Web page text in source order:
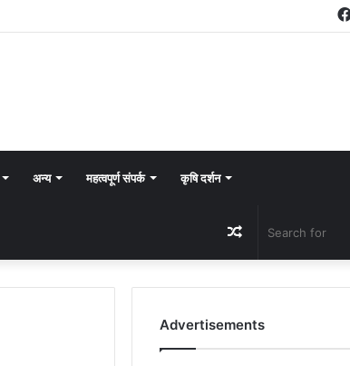
अन्य महत्वपूर्ण संपर्क कृषि दर्शन
Random
Article
Advertisements